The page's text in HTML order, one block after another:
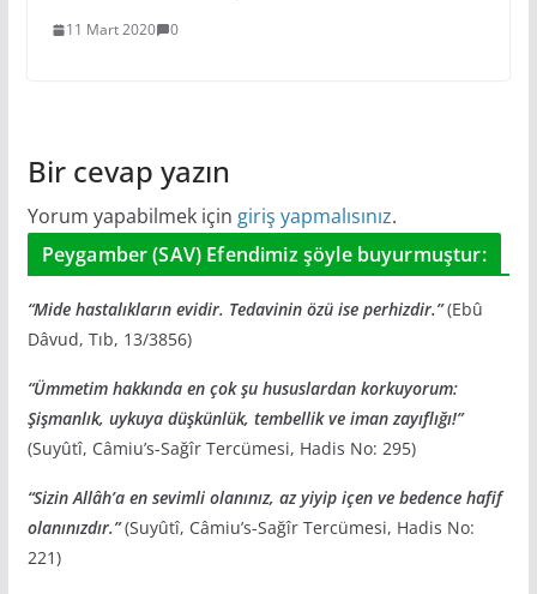
11 Mart 2020 0
Bir cevap yazın
Yorum yapabilmek için giriş yapmalısınız.
Peygamber (SAV) Efendimiz şöyle buyurmuştur:
“Mide hastalıkların evidir. Tedavinin özü ise perhizdir.”(Ebû
Dâvud, Tıb, 13/3856)
“Ümmetim hakkında en çok şu hususlardan korkuyorum:
Şişmanlık, uykuya düşkünlük, tembellik ve iman zayıflığı!”
(Suyûtî, Câmiu’s-Sağîr Tercümesi, Hadis No: 295)
“Sizin Allâh’a en sevimli olanınız, az yiyip içen ve bedence hafif
olanınızdır.”(Suyûtî, Câmiu’s-Sağîr Tercümesi, Hadis No:
221)